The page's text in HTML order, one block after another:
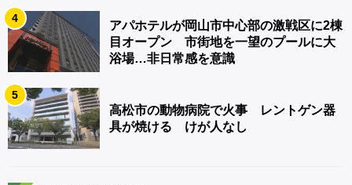
4
アパホテルが岡山市中心部の激戦区に2棟
目オープン 市街地を一望のプールに大
浴場…非日常感を意識
5
高松市の動物病院で火事 レントゲン器
具が焼ける けが人なし